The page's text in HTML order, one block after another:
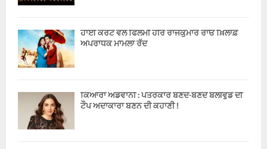
ਹਾਈ ਕੋਰਟ ਵਲੋਂ ਫਿਲਮੀ ਹੀਰੋ ਰਾਜਕੁਮਾਰ ਰਾਓ ਖ਼ਿਲਾਫ਼
ਅਪਰਾਧਕ ਮਾਮਲਾ ਰੱਦ
ਕਿਆਰਾ ਅਡਵਾਨੀ : ਪੱਤਰਕਾਰ ਬਣਦੇ-ਬਣਦੇ ਬੌਲੀਵੁੱਡ ਦੀ
ਟੌਪ ਅਦਾਕਾਰਾ ਬਣਨ ਦੀ ਕਹਾਣੀ !